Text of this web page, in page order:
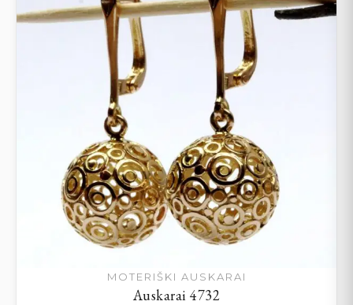
MOTERIŠKI AUSKARAI
Auskarai 4732